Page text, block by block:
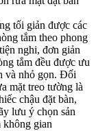
tối giản được các
tắm theo phong
nghi, đơn giản
tắm đều được ưu
và nhỏ gọn. Đối
mặt treo tường là
chậu đặt bàn,
lưu ý chọn sản
không gian